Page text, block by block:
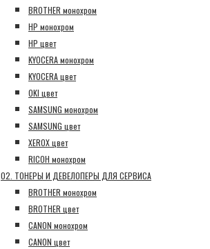
BROTHER монохром
HP монохром
HP цвет
KYOCERA монохром
KYOCERA цвет
OKI цвет
SAMSUNG монохром
SAMSUNG цвет
XEROX цвет
RICOH монохром
02. ТОНЕРЫ И ДЕВЕЛОПЕРЫ ДЛЯ СЕРВИСА
BROTHER монохром
BROTHER цвет
CANON монохром
CANON цвет